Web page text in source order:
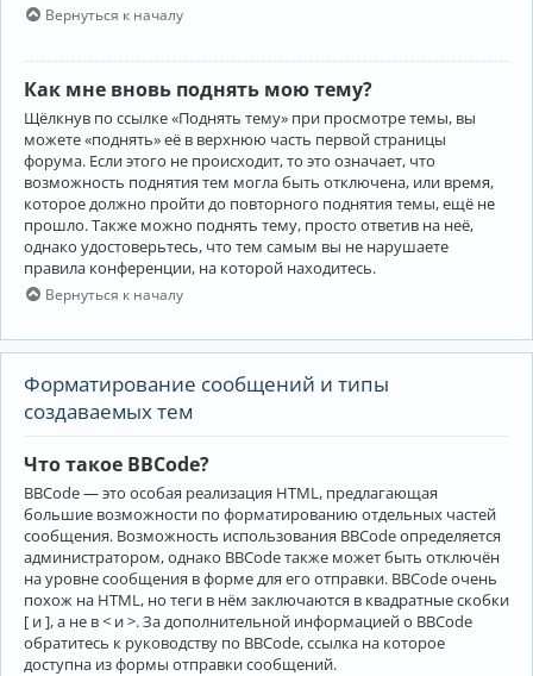
Вернуться к началу
Как мне вновь поднять мою тему?
Щёлкнув по ссылке «Поднять тему» при просмотре темы, вы
можете «поднять» её в верхнюю часть первой страницы
форума. Если этого не происходит, то это означает, что
возможность поднятия тем могла быть отключена, или время,
которое должно пройти до повторного поднятия темы, ещё не
прошло. Также можно поднять тему, просто ответив на неё,
однако удостоверьтесь, что тем самым вы не нарушаете
правила конференции, на которой находитесь.
Вернуться к началу
Форматирование сообщений и типы
создаваемых тем
Что такое BBCode?
BBCode — это особая реализация HTML, предлагающая
большие возможности по форматированию отдельных частей
сообщения. Возможность использования BBCode определяется
администратором, однако BBCode также может быть отключён
на уровне сообщения в форме для его отправки. BBCode очень
похож на HTML, но теги в нём заключаются в квадратные скобки
[ и ], а не в < и >. За дополнительной информацией о BBCode
обратитесь к руководству по BBCode, ссылка на которое
доступна из формы отправки сообщений.